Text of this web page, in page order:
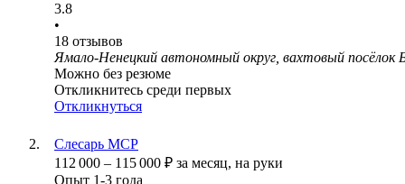
3.8
•
18 отзывов
Ямало-Ненецкий автономный округ, вахтовый посёлок
Можно без резюме
Откликнитесь среди первых
Откликнуться
Слесарь МСР
112 000 – 115 000 ₽ за месяц, на руки
Опыт 1-3 года